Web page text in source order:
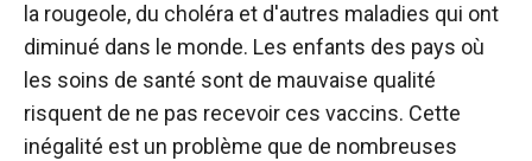
la rougeole, du choléra et d'autres maladies qui ont
diminué dans le monde. Les enfants des pays où
les soins de santé sont de mauvaise qualité
risquent de ne pas recevoir ces vaccins. Cette
inégalité est un problème que de nombreuses